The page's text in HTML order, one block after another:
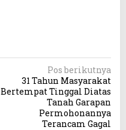
Pos berikutnya
31 Tahun Masyarakat
Bertempat Tinggal Diatas
Tanah Garapan
Permohonannya
Terancam Gagal